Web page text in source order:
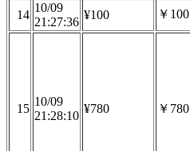
14
10/09
21:27:36
¥100 ￥100
15
10/09
21:28:10
¥780 ￥780